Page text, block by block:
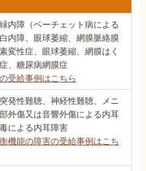
内障（ベーチェット病による
内障、眼球萎縮、網膜脈絡膜
変性症、眼球萎縮、網膜はく
、糖尿病網膜症
受給事例はこちら
発性難聴、神経性難聴、メニ
外傷又は音響外傷による内耳
による内耳障害
機能の障害の受給事例はこち